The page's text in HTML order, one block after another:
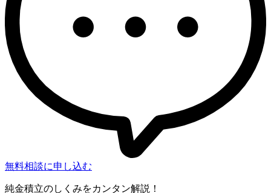
無料相談に申し込む
純金積立のしくみをカンタン解説！